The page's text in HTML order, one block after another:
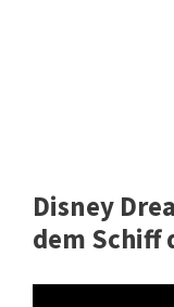
Disney
dem Schiff